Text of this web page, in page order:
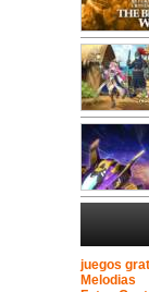
juegos
Melodias